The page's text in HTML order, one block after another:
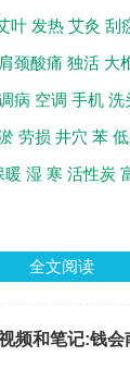
叶 发热 艾灸 刮
肩颈酸痛 独活 大
病 空调 手机 洗
劳损 井穴 苯
暖 湿 寒 活性炭
全文阅读
频和笔记:钱会